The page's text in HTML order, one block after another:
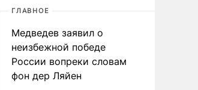
ГЛАВНОЕ
Медведев заявил о
неизбежной победе
России вопреки словам
фон дер Ляйен